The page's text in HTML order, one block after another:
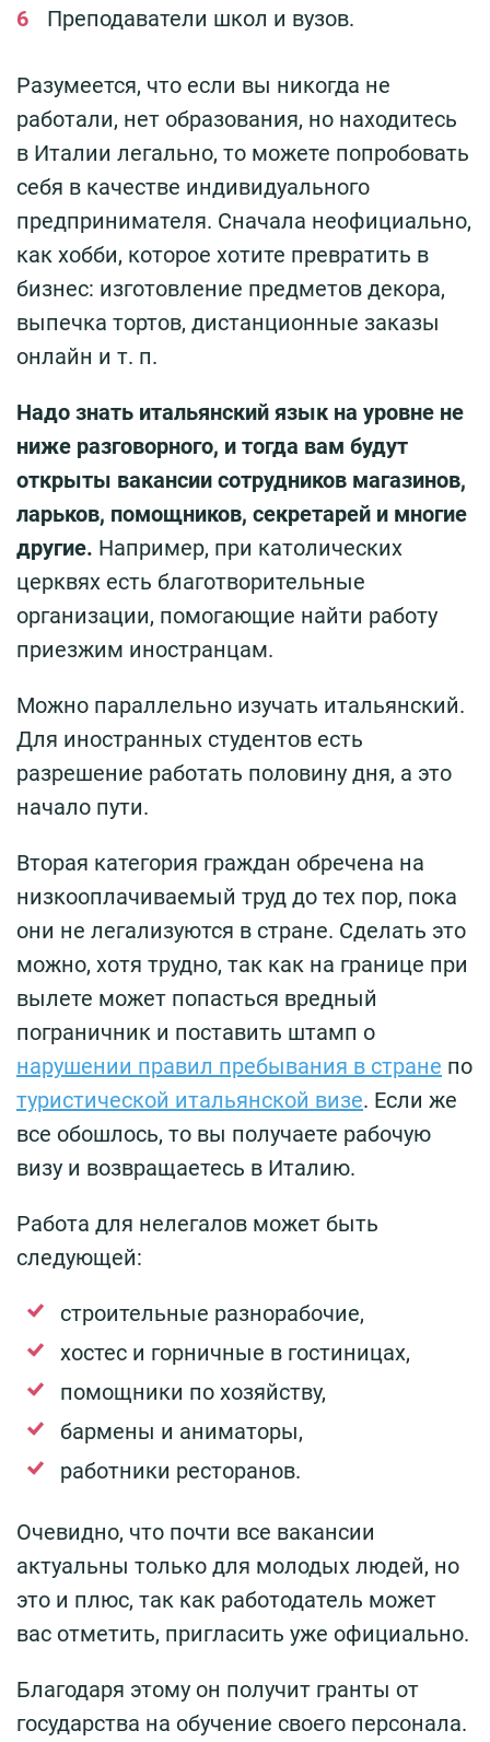
Преподаватели школ и вузов.
Разумеется, что если вы никогда не
работали, нет образования, но находитесь
в Италии легально, то можете попробовать
себя в качестве индивидуального
предпринимателя. Сначала неофициально,
как хобби, которое хотите превратить в
бизнес: изготовление предметов декора,
выпечка тортов, дистанционные заказы
онлайн и т. п.
Надо знать итальянский язык на уровне не
ниже разговорного, и тогда вам будут
открыты вакансии сотрудников магазинов,
ларьков, помощников, секретарей и многие
другие. Например, при католических
церквях есть благотворительные
организации, помогающие найти работу
приезжим иностранцам.
Можно параллельно изучать итальянский.
Для иностранных студентов есть
разрешение работать половину дня, а это
начало пути.
Вторая категория граждан обречена на
низкооплачиваемый труд до тех пор, пока
они не легализуются в стране. Сделать это
можно, хотя трудно, так как на границе при
вылете может попасться вредный
пограничник и поставить штамп о
нарушении правил пребывания в стране по
туристической итальянской визе. Если же
все обошлось, то вы получаете рабочую
визу и возвращаетесь в Италию.
Работа для нелегалов может быть
следующей:
строительные разнорабочие,
хостес и горничные в гостиницах,
помощники по хозяйству,
бармены и аниматоры,
работники ресторанов.
Очевидно, что почти все вакансии
актуальны только для молодых людей, но
это и плюс, так как работодатель может
вас отметить, пригласить уже официально.
Благодаря этому он получит гранты от
государства на обучение своего персонала.